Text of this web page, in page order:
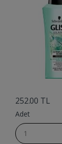
252.00 TL
Adet